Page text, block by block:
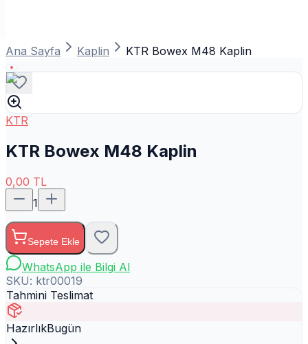
Ana Sayfa Kaplin KTR Bowex M48 Kaplin
KTR
KTR Bowex M48 Kaplin
0,00 TL
1
Sepete Ekle
WhatsApp ile Bilgi Al
SKU: ktr00019
Tahmini Teslimat
HazırlıkBugün